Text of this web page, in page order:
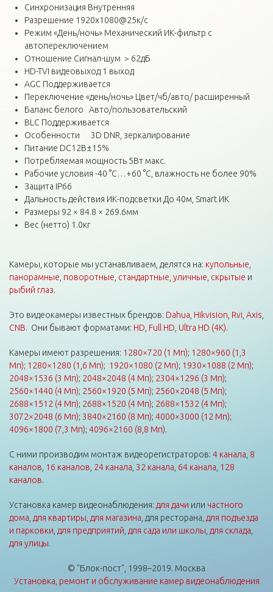
Синхронизация Внутренняя
Разрешение 1920х1080@25к/с
Режим «День/ночь» Механический ИК-фильтр с
автопереключением
Отношение Сигнал-шум ＞62дБ
HD-TVI видеовыход 1 выход
AGC Поддерживается
Переключение «день/ночь» Цвет/чб/авто/ расширенный
Баланс белого Авто/пользовательский
BLC Поддерживается
Особенности 3D DNR, зеркалирование
Питание DC12В±15%
Потребляемая мощность 5Вт макс.
Рабочие условия -40 °C…+60 °C, влажность не более 90%
Защита IP66
Дальность действия ИК-подсветки До 40м, Smart ИК
Размеры 92 × 84.8 × 269.6мм
Вес (нетто) 1.0кг
Камеры, которые мы устанавливаем, делятся на: купольные
панорамные поворотные стандартные уличные скрытые и
рыбий глаз.
Это видеокамеры известных брендов: Dahua Hikvision Rvi Axis
CNB. Они бывают форматами: HD Full HD Ultra HD (4K).
Камеры имеют разрешения: 1280×720 (1 Мп); 1280×960 (1,3
Мп); 1280×1280 (1,6 Мп); 1920×1080 (2 Мп); 1930×1088 (2 Мп);
2048×1536 (3 Мп); 2048×2048 (4 Мп); 2304×1296 (3 Мп);
2560×1440 (4 Мп); 2560×1920 (5 Мп); 2560×2048 (5 Мп);
2688×1512 (4 Мп); 2688×1520 (4 Мп); 2688×1532 (4 Мп);
3072×2048 (6 Мп); 3840×2160 (8 Мп); 4000×3000 (12 Мп);
4096×1800 (7,3 Мп); 4096×2160 (8,8 Мп).
С ними производим монтаж видеорегистраторов: 4 канала 8
каналов 16 каналов 24 канала 32 канала 64 канала 128
каналов.
Установка камер видеонаблюдения: для дачи или частного
дома для квартиры для магазина , для ресторана, для подъезда
и парковки для предприятий для сада или школы для склада
для улицы.
© "Блок-пост", 1998–2019. Москва
Установка, ремонт и обслуживание камер видеонаблюдения